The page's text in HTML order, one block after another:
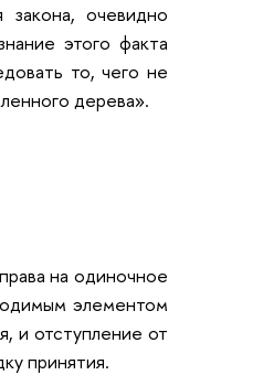
очевидно
этого факта
то, чего не
дерева».
на одиночное
элементом
и отступление от
принятия.